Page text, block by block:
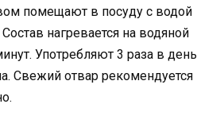
помещают в посуду с водой
нагревается на водяной
Употребляют 3 раза в день
Свежий отвар рекомендуется